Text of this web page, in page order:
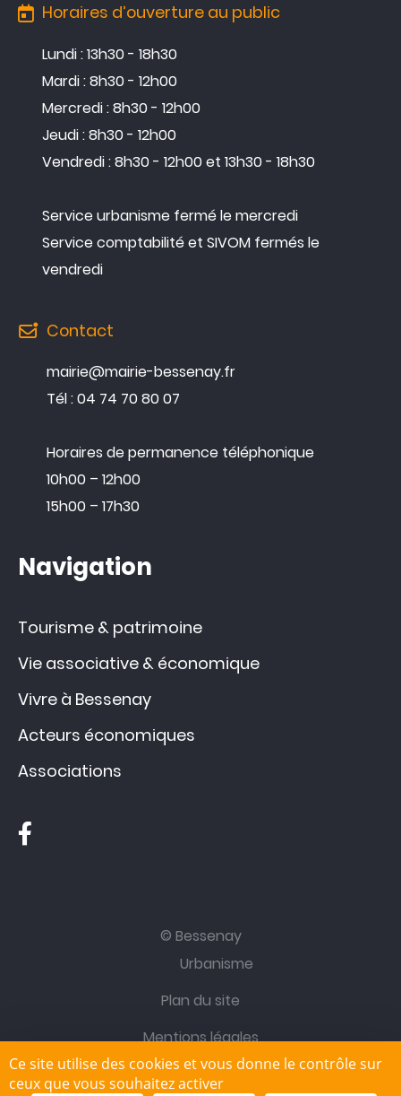
Horaires d’ouverture au public
Lundi : 13h30 - 18h30
Mardi : 8h30 - 12h00
Mercredi : 8h30 - 12h00
Jeudi : 8h30 - 12h00
Vendredi : 8h30 - 12h00 et 13h30 - 18h30
Service urbanisme fermé le mercredi
Service comptabilité et SIVOM fermés le
vendredi
Contact
mairie@mairie-bessenay.fr
Tél : 04 74 70 80 07
Horaires de permanence téléphonique
10h00 – 12h00
15h00 – 17h30
Navigation
Tourisme & patrimoine
Vie associative & économique
Vivre à Bessenay
Acteurs économiques
Associations
© Bessenay
Urbanisme
Plan du site
Mentions légales
Site réalisé parIML Communication
Actualités
Annuaire
Contacter la mairie
Ce site utilise des cookies et vous donne le contrôle sur
ceux que vous souhaitez activer